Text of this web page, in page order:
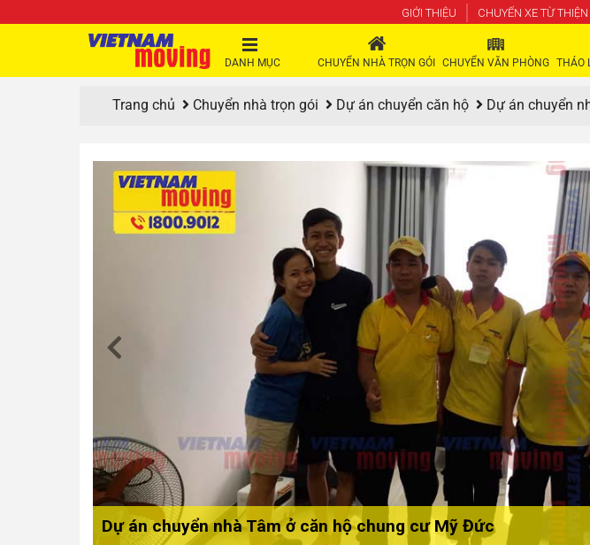
GIỚI THIỆU CHUYẾN XE TỪ THIỆN
CHUYỂN NHÀ TRỌN GÓI CHUYỂN VĂN PHÒNG THÁO
DANH MỤC
Trang chủ Chuyển nhà trọn gói Dự án chuyển căn hộ Dự án chuyển
Dự án chuyển nhà Tâm ở căn hộ chung cư Mỹ Đức